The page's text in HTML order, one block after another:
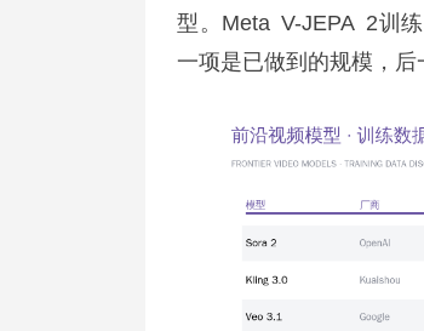
型。Meta V-JEPA 2训
一项是已做到的规模，后